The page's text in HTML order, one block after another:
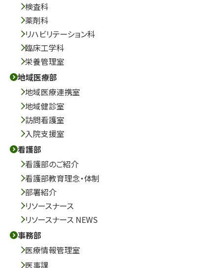
検査科
薬剤科
リハビリテーション科
臨床工学科
栄養管理室
地域医療部
地域医療連携室
地域健診室
訪問看護室
入院支援室
看護部
看護部のご紹介
看護部教育理念・体制
部署紹介
リソースナース
リソースナース NEWS
事務部
医療情報管理室
医事課